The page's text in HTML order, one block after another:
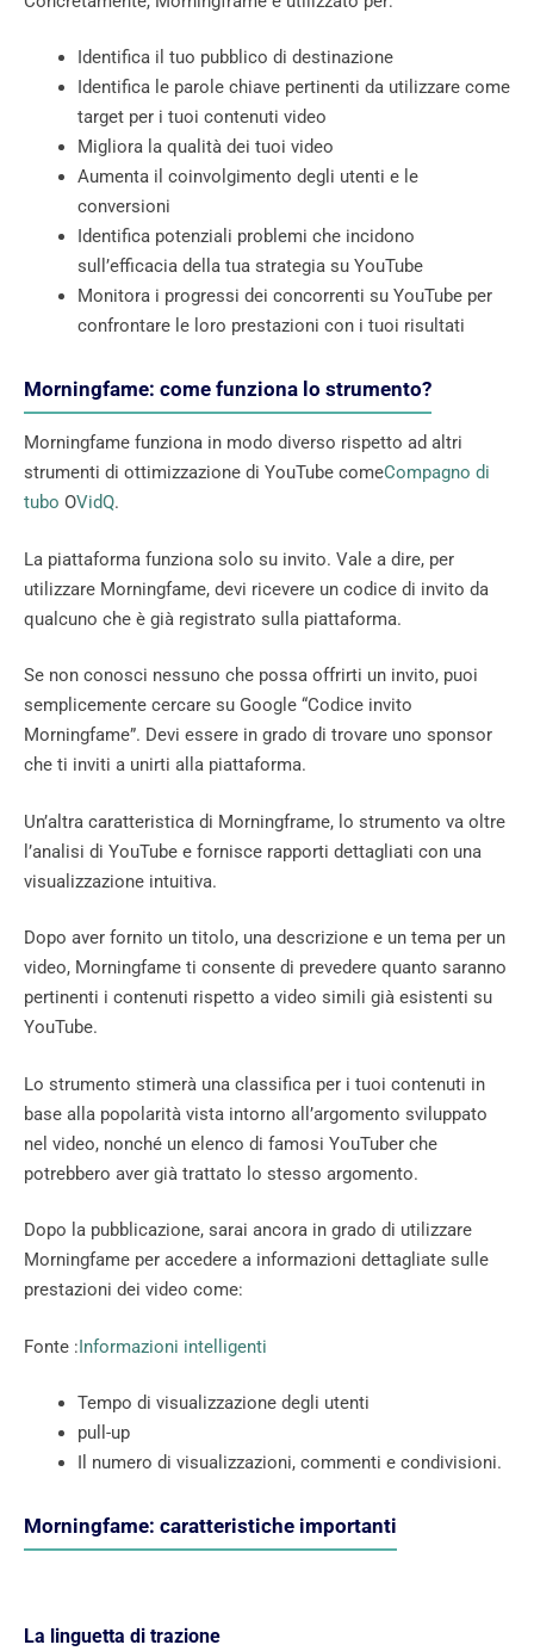
Identifica il tuo pubblico di destinazione
Identifica le parole chiave pertinenti da utilizzare come
target per i tuoi contenuti video
Migliora la qualità dei tuoi video
Aumenta il coinvolgimento degli utenti e le
conversioni
Identifica potenziali problemi che incidono
sull’efficacia della tua strategia su YouTube
Monitora i progressi dei concorrenti su YouTube per
confrontare le loro prestazioni con i tuoi risultati
Morningfame: come funziona lo strumento?
Morningfame funziona in modo diverso rispetto ad altri
strumenti di ottimizzazione di YouTube comeCompagno di
tubo OVidQ.
La piattaforma funziona solo su invito. Vale a dire, per
utilizzare Morningfame, devi ricevere un codice di invito da
qualcuno che è già registrato sulla piattaforma.
Se non conosci nessuno che possa offrirti un invito, puoi
semplicemente cercare su Google “Codice invito
Morningfame”. Devi essere in grado di trovare uno sponsor
che ti inviti a unirti alla piattaforma.
Un’altra caratteristica di Morningframe, lo strumento va oltre
l’analisi di YouTube e fornisce rapporti dettagliati con una
visualizzazione intuitiva.
Dopo aver fornito un titolo, una descrizione e un tema per un
video, Morningfame ti consente di prevedere quanto saranno
pertinenti i contenuti rispetto a video simili già esistenti su
YouTube.
Lo strumento stimerà una classifica per i tuoi contenuti in
base alla popolarità vista intorno all’argomento sviluppato
nel video, nonché un elenco di famosi YouTuber che
potrebbero aver già trattato lo stesso argomento.
Dopo la pubblicazione, sarai ancora in grado di utilizzare
Morningfame per accedere a informazioni dettagliate sulle
prestazioni dei video come:
Fonte :Informazioni intelligenti
Tempo di visualizzazione degli utenti
pull-up
Il numero di visualizzazioni, commenti e condivisioni.
Morningfame: caratteristiche importanti
La linguetta di trazione